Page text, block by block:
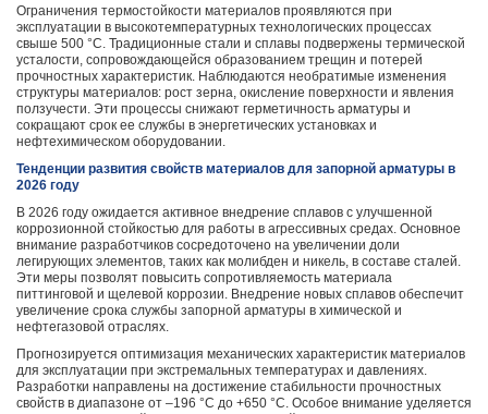
Ограничения термостойкости материалов проявляются при
эксплуатации в высокотемпературных технологических процессах
свыше 500 °C. Традиционные стали и сплавы подвержены термической
усталости, сопровождающейся образованием трещин и потерей
прочностных характеристик. Наблюдаются необратимые изменения
структуры материалов: рост зерна, окисление поверхности и явления
ползучести. Эти процессы снижают герметичность арматуры и
сокращают срок ее службы в энергетических установках и
нефтехимическом оборудовании.
Тенденции развития свойств материалов для запорной арматуры в
2026 году
В 2026 году ожидается активное внедрение сплавов с улучшенной
коррозионной стойкостью для работы в агрессивных средах. Основное
внимание разработчиков сосредоточено на увеличении доли
легирующих элементов, таких как молибден и никель, в составе сталей.
Эти меры позволят повысить сопротивляемость материала
питтинговой и щелевой коррозии. Внедрение новых сплавов обеспечит
увеличение срока службы запорной арматуры в химической и
нефтегазовой отраслях.
Прогнозируется оптимизация механических характеристик материалов
для эксплуатации при экстремальных температурах и давлениях.
Разработки направлены на достижение стабильности прочностных
свойств в диапазоне от –196 °C до +650 °C. Особое внимание уделяется